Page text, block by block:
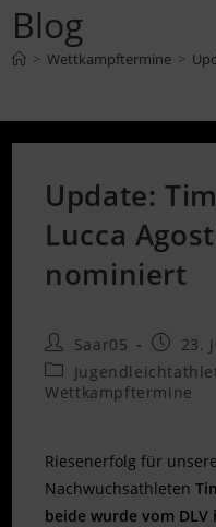
Blog
> Wettkampftermine >
Update:
Lucca
nominiert
Beitrags-
Autor:
Saar05
Beitrag
23.
Beitrags-
Kategorie:
Wettkampftermine
Riesenerfolg für
Nachwuchsathleten
beide wurde vom DLV